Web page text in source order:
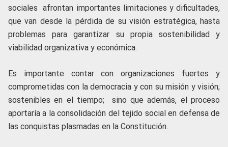
sociales afrontan importantes limitaciones y dificultades,
que van desde la pérdida de su visión estratégica, hasta
problemas para garantizar su propia sostenibilidad y
viabilidad organizativa y económica.
Es importante contar con organizaciones fuertes y
comprometidas con la democracia y con su misión y visión;
sostenibles en el tiempo; sino que además, el proceso
aportaría a la consolidación del tejido social en defensa de
las conquistas plasmadas en la Constitución.